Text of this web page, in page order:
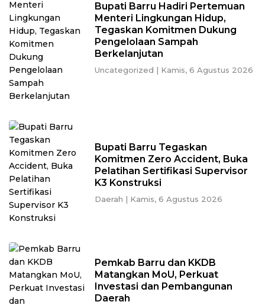
Bupati Barru Hadiri Pertemuan
Menteri Lingkungan Hidup,
Tegaskan Komitmen Dukung
Pengelolaan Sampah
Berkelanjutan
Uncategorized | Kamis, 6 Agustus 2026
Bupati Barru Tegaskan
Komitmen Zero Accident, Buka
Pelatihan Sertifikasi Supervisor
K3 Konstruksi
Daerah | Kamis, 6 Agustus 2026
Pemkab Barru dan KKDB
Matangkan MoU, Perkuat
Investasi dan Pembangunan
Daerah